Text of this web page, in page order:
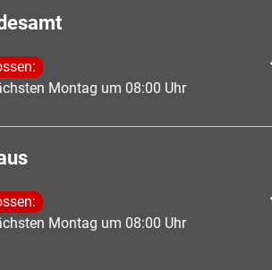
weitere Öffnungs- oder Schließzeiten
Montag um 08:00 Uhr
weitere Öffnungs- oder Schließzeiten
Montag um 08:00 Uhr